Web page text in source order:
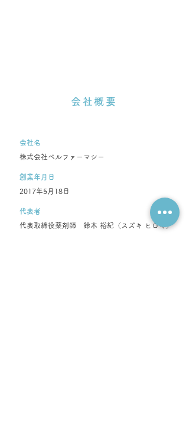
会社概要
会社名
株式会社ベルファーマシー
創業年月日
2017年5月18日
代表者
代表取締役薬剤師 鈴木 裕紀（スズキ ヒロキ）